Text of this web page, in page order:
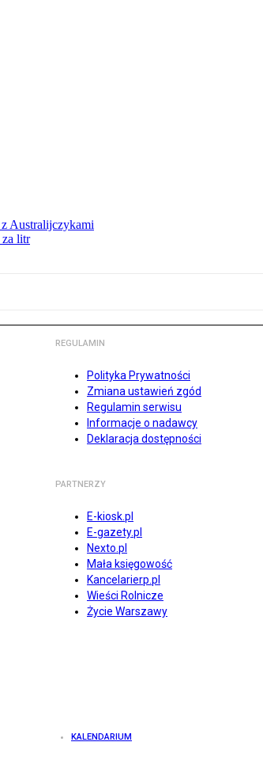
Australijczykami
za litr
REGULAMIN
Polityka Prywatności
Zmiana ustawień zgód
Regulamin serwisu
Informacje o nadawcy
Deklaracja dostępności
PARTNERZY
E-kiosk.pl
E-gazety.pl
Nexto.pl
Mała księgowość
Kancelarierp.pl
Wieści Rolnicze
Życie Warszawy
KALENDARIUM